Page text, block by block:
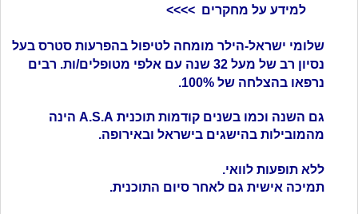
למידע על מחקרים >>>>
שלומי ישראל-הילר מומחה לטיפול בהפרעות סטרס בעל
נסיון רב של מעל 32 שנה עם אלפי מטופלים/ות.
רבים
נרפאו בהצלחה של 100%.
גם השנה וכמו בשנים קודמות תוכנית A.S.A הינה
מהמובילות בהישגים בישראל ובאירופה.
ללא תופעות לוואי.
תמיכה אישית גם לאחר סיום התוכנית.